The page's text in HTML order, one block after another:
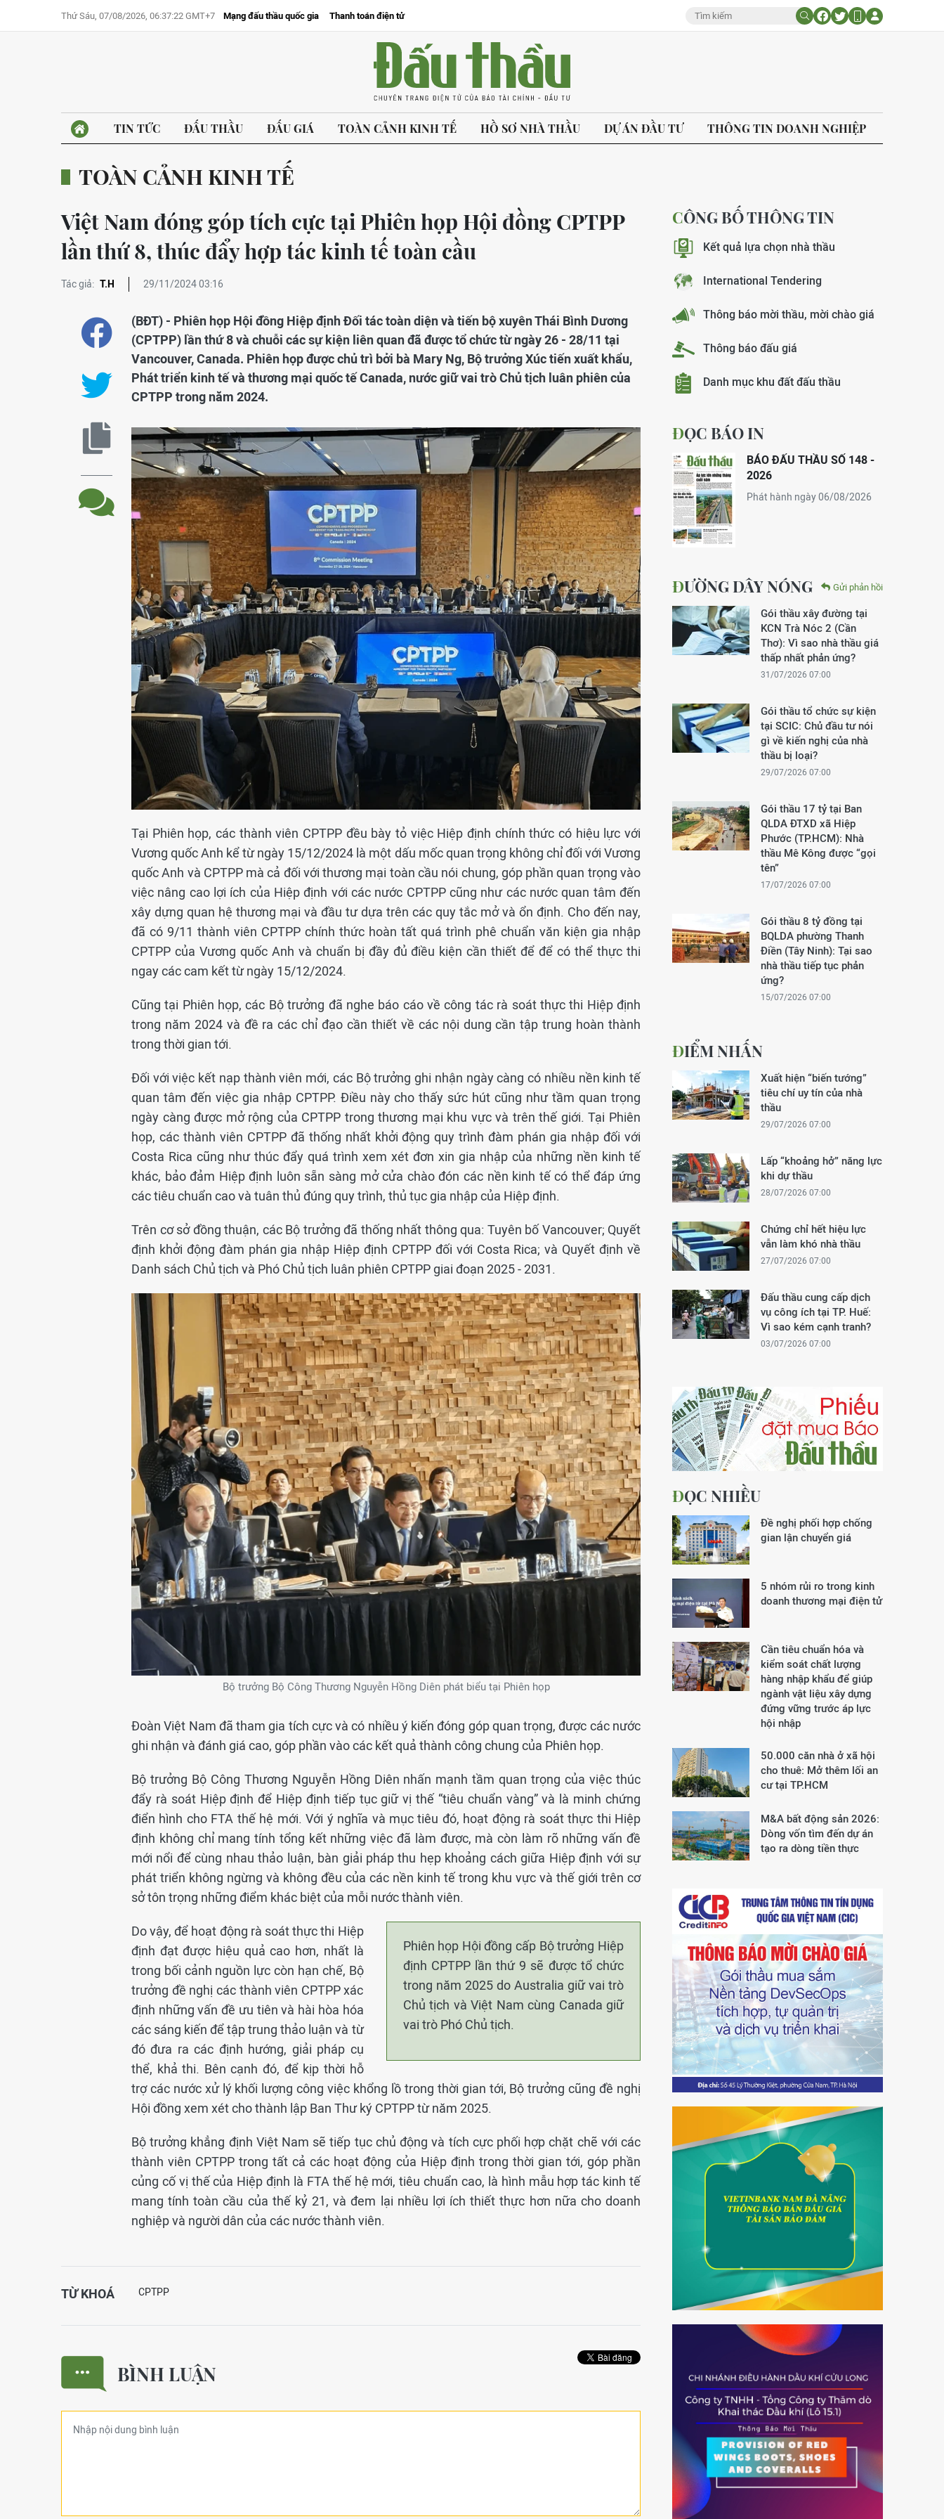
Thứ Sáu, 07/08/2026, 06:37:22 GMT+7 Mạng đấu thầu quốc gia Thanh toán điện tử
TIN TỨC ĐẤU THẦU ĐẤU GIÁ TOÀN CẢNH KINH TẾ HỒ SƠ NHÀ THẦU DỰ ÁN ĐẦU TƯ THÔNG TIN DOANH NGHIỆP
TOÀN CẢNH KINH TẾ
Việt Nam đóng góp tích cực tại Phiên họp Hội đồng CPTPP
lần thứ 8, thúc đẩy hợp tác kinh tế toàn cầu
Tác giả: T.H 29/11/2024 03:16
(BĐT) - Phiên họp Hội đồng Hiệp định Đối tác toàn diện và tiến bộ xuyên Thái Bình Dương
(CPTPP) lần thứ 8 và chuỗi các sự kiện liên quan đã được tổ chức từ ngày 26 - 28/11 tại
Vancouver, Canada. Phiên họp được chủ trì bởi bà Mary Ng, Bộ trưởng Xúc tiến xuất khẩu,
Phát triển kinh tế và thương mại quốc tế Canada, nước giữ vai trò Chủ tịch luân phiên của
CPTPP trong năm 2024.
Tại Phiên họp, các thành viên CPTPP đều bày tỏ việc Hiệp định chính thức có hiệu lực với
Vương quốc Anh kể từ ngày 15/12/2024 là một dấu mốc quan trọng không chỉ đối với Vương
quốc Anh và CPTPP mà cả đối với thương mại toàn cầu nói chung, góp phần quan trọng vào
việc nâng cao lợi ích của Hiệp định với các nước CPTPP cũng như các nước quan tâm đến
xây dựng quan hệ thương mại và đầu tư dựa trên các quy tắc mở và ổn định. Cho đến nay,
đã có 9/11 thành viên CPTPP chính thức hoàn tất quá trình phê chuẩn văn kiện gia nhập
CPTPP của Vương quốc Anh và chuẩn bị đầy đủ điều kiện cần thiết để để có thể thực thi
ngay các cam kết từ ngày 15/12/2024.
Cũng tại Phiên họp, các Bộ trưởng đã nghe báo cáo về công tác rà soát thực thi Hiệp định
trong năm 2024 và đề ra các chỉ đạo cần thiết về các nội dung cần tập trung hoàn thành
trong thời gian tới.
Đối với việc kết nạp thành viên mới, các Bộ trưởng ghi nhận ngày càng có nhiều nền kinh tế
quan tâm đến việc gia nhập CPTPP. Điều này cho thấy sức hút cũng như tầm quan trọng
ngày càng được mở rộng của CPTPP trong thương mại khu vực và trên thế giới. Tại Phiên
họp, các thành viên CPTPP đã thống nhất khởi động quy trình đàm phán gia nhập đối với
Costa Rica cũng như thúc đẩy quá trình xem xét đơn xin gia nhập của những nền kinh tế
khác, bảo đảm Hiệp định luôn sẵn sàng mở cửa chào đón các nền kinh tế có thể đáp ứng
các tiêu chuẩn cao và tuân thủ đúng quy trình, thủ tục gia nhập của Hiệp định.
Trên cơ sở đồng thuận, các Bộ trưởng đã thống nhất thông qua: Tuyên bố Vancouver; Quyết
định khởi động đàm phán gia nhập Hiệp định CPTPP đối với Costa Rica; và Quyết định về
Danh sách Chủ tịch và Phó Chủ tịch luân phiên CPTPP giai đoạn 2025 - 2031.
Bộ trưởng Bộ Công Thương Nguyễn Hồng Diên phát biểu tại Phiên họp
Đoàn Việt Nam đã tham gia tích cực và có nhiều ý kiến đóng góp quan trọng, được các nước
ghi nhận và đánh giá cao, góp phần vào các kết quả thành công chung của Phiên họp.
Bộ trưởng Bộ Công Thương Nguyễn Hồng Diên nhấn mạnh tầm quan trọng của việc thúc
đẩy rà soát Hiệp định để Hiệp định tiếp tục giữ vị thế “tiêu chuẩn vàng” và là minh chứng
điển hình cho FTA thế hệ mới. Với ý nghĩa và mục tiêu đó, hoạt động rà soát thực thi Hiệp
định không chỉ mang tính tổng kết những việc đã làm được, mà còn làm rõ những vấn đề
mới nổi để cùng nhau thảo luận, bàn giải pháp thu hẹp khoảng cách giữa Hiệp định với sự
phát triển không ngừng và không đều của các nền kinh tế trong khu vực và thế giới trên cơ
sở tôn trọng những điểm khác biệt của mỗi nước thành viên.
Phiên họp Hội đồng cấp Bộ trưởng Hiệp
định CPTPP lần thứ 9 sẽ được tổ chức
trong năm 2025 do Australia giữ vai trò
Chủ tịch và Việt Nam cùng Canada giữ
vai trò Phó Chủ tịch.
Do vậy, để hoạt động rà soát thực thi Hiệp
định đạt được hiệu quả cao hơn, nhất là
trong bối cảnh nguồn lực còn hạn chế, Bộ
trưởng đề nghị các thành viên CPTPP xác
định những vấn đề ưu tiên và hài hòa hóa
các sáng kiến để tập trung thảo luận và từ
đó đưa ra các định hướng, giải pháp cụ
thể, khả thi. Bên cạnh đó, để kịp thời hỗ
trợ các nước xử lý khối lượng công việc khổng lồ trong thời gian tới, Bộ trưởng cũng đề nghị
Hội đồng xem xét cho thành lập Ban Thư ký CPTPP từ năm 2025.
Bộ trưởng khẳng định Việt Nam sẽ tiếp tục chủ động và tích cực phối hợp chặt chẽ với các
thành viên CPTPP trong tất cả các hoạt động của Hiệp định trong thời gian tới, góp phần
củng cố vị thế của Hiệp định là FTA thế hệ mới, tiêu chuẩn cao, là hình mẫu hợp tác kinh tế
mang tính toàn cầu của thế kỷ 21, và đem lại nhiều lợi ích thiết thực hơn nữa cho doanh
nghiệp và người dân của các nước thành viên.
TỪ KHOÁ CPTPP
BÌNH LUẬN
CÔNG BỐ THÔNG TIN
Kết quả lựa chọn nhà thầu
International Tendering
Thông báo mời thầu, mời chào giá
Thông báo đấu giá
Danh mục khu đất đấu thầu
ĐỌC BÁO IN
BÁO ĐẤU THẦU SỐ 148 -
2026
Phát hành ngày 06/08/2026
ĐƯỜNG DÂY NÓNG Gửi phản hồi
Gói thầu xây đường tại
KCN Trà Nóc 2 (Cần
Thơ): Vì sao nhà thầu giá
thấp nhất phản ứng?
31/07/2026 07:00
Gói thầu tổ chức sự kiện
tại SCIC: Chủ đầu tư nói
gì về kiến nghị của nhà
thầu bị loại?
29/07/2026 07:00
Gói thầu 17 tỷ tại Ban
QLDA ĐTXD xã Hiệp
Phước (TP.HCM): Nhà
thầu Mê Kông được “gọi
tên”
17/07/2026 07:00
Gói thầu 8 tỷ đồng tại
BQLDA phường Thanh
Điền (Tây Ninh): Tại sao
nhà thầu tiếp tục phản
ứng?
15/07/2026 07:00
ĐIỂM NHẤN
Xuất hiện “biến tướng”
tiêu chí uy tín của nhà
thầu
29/07/2026 07:00
Lấp “khoảng hở” năng lực
khi dự thầu
28/07/2026 07:00
Chứng chỉ hết hiệu lực
vẫn làm khó nhà thầu
27/07/2026 07:00
Đấu thầu cung cấp dịch
vụ công ích tại TP. Huế:
Vì sao kém cạnh tranh?
03/07/2026 07:00
ĐỌC NHIỀU
Đề nghị phối hợp chống
gian lận chuyển giá
5 nhóm rủi ro trong kinh
doanh thương mại điện tử
Cần tiêu chuẩn hóa và
kiểm soát chất lượng
hàng nhập khẩu để giúp
ngành vật liệu xây dựng
đứng vững trước áp lực
hội nhập
50.000 căn nhà ở xã hội
cho thuê: Mở thêm lối an
cư tại TP.HCM
M&A bất động sản 2026:
Dòng vốn tìm đến dự án
tạo ra dòng tiền thực